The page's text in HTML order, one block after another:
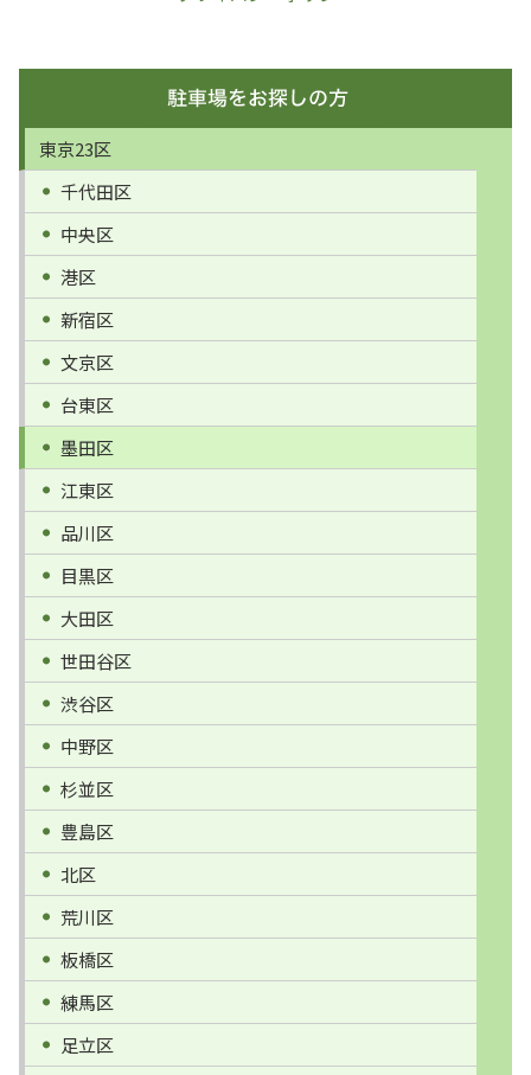
東京23区
千代田区
中央区
港区
新宿区
文京区
台東区
墨田区
江東区
品川区
目黒区
大田区
世田谷区
渋谷区
中野区
杉並区
豊島区
北区
荒川区
板橋区
練馬区
足立区